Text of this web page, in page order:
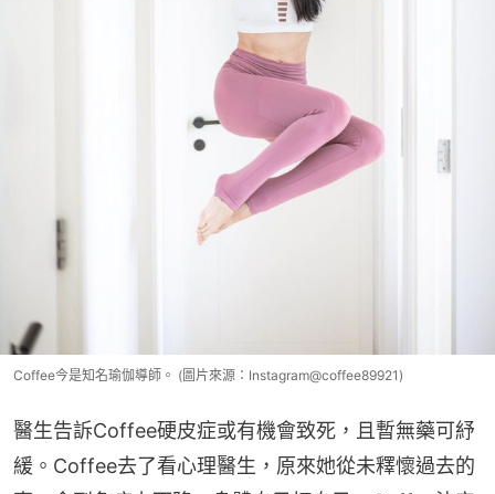
Coffee今是知名瑜伽導師。 (圖片來源：Instagram@coffee89921)
醫生告訴Coffee硬皮症或有機會致死，且暫無藥可紓
緩。Coffee去了看心理醫生，原來她從未釋懷過去的